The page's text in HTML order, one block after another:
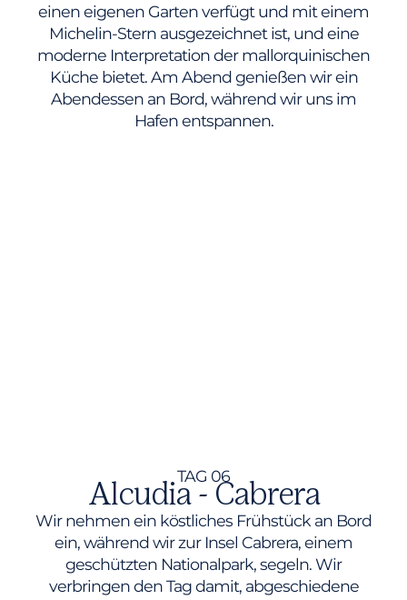
einen eigenen Garten verfügt und mit einem
Michelin-Stern ausgezeichnet ist, und eine
moderne Interpretation der mallorquinischen
Küche bietet. Am Abend genießen wir ein
Abendessen an Bord, während wir uns im
Hafen entspannen.
TAG 06
Alcudia - Cabrera
Wir nehmen ein köstliches Frühstück an Bord
ein, während wir zur Insel Cabrera, einem
geschützten Nationalpark, segeln. Wir
verbringen den Tag damit, abgeschiedene